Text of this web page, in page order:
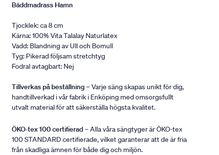
Bäddmadrass Hamn
Tjocklek: ca 8 cm
Kärna: 100% Vita Talalay Naturlatex
Vadd: Blandning av Ull och Bomull
Tyg: Pikerad följsam stretchtyg
Fodral avtagbart: Nej
Tillverkas på beställning– Varje säng skapas unikt för dig,
handtillverkad i vår fabrik i Enköping med omsorgsfullt
utvalt material för att säkerställa högsta kvalitet.
ÖKO-tex 100 certifierad– Alla våra sängtyger är ÖKO-tex
100 STANDARD certifierade, vilket garanterar att de är fria
från skadliga ämnen för både dig och miljön.